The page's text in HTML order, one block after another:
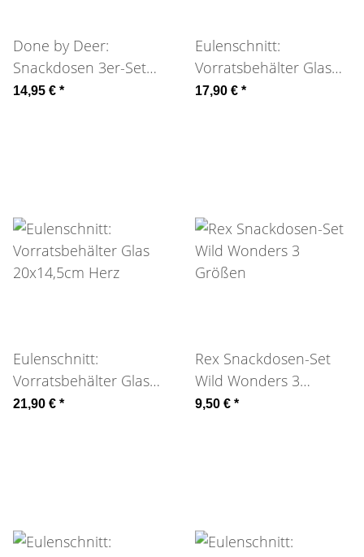
Done by Deer:
Snackdosen 3er-Set
grün Croco
14,95 € *
Eulenschnitt:
Vorratsbehälter Glas
17x12,5cm Glück
17,90 € *
Eulenschnitt:
Vorratsbehälter Glas
20x14,5cm Herz
21,90 € *
Rex Snackdosen-Set
Wild Wonders 3
Größen
9,50 € *